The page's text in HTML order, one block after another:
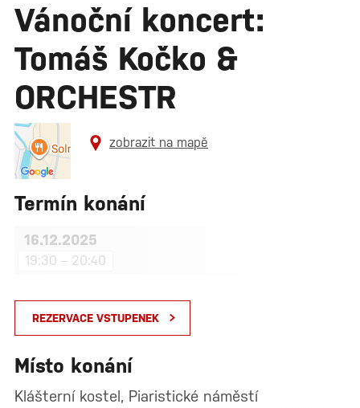
Vánoční koncert:
Tomáš Kočko &
ORCHESTR
zobrazit na mapě
Termín konání
16.12.2025
19:30 – 20:40
REZERVACE VSTUPENEK
Místo konání
Klášterní kostel, Piaristické náměstí